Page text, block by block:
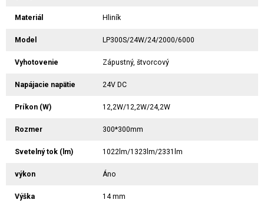
Materiál Hliník
Model LP300S/24W/24/2000/6000
Vyhotovenie Zápustný, štvorcový
Napájacie napätie 24V DC
Príkon (W) 12,2W/12,2W/24,2W
Rozmer 300*300mm
Svetelný tok (lm) 1022lm/1323lm/2331lm
výkon Áno
Výška 14 mm